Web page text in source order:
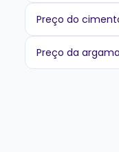
Preço do
Preço da